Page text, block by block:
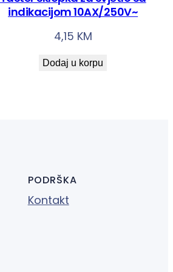
indikacijom 10AX/250V~
4,15 KM
Dodaj u korpu
PODRŠKA
Kontakt